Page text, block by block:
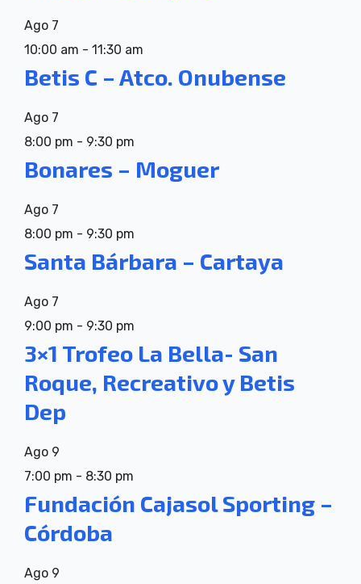
Ago 7
10:00 am - 11:30 am
Betis C – Atco. Onubense
Ago 7
8:00 pm - 9:30 pm
Bonares – Moguer
Ago 7
8:00 pm - 9:30 pm
Santa Bárbara – Cartaya
Ago 7
9:00 pm - 9:30 pm
3×1 Trofeo La Bella- San
Roque, Recreativo y Betis
Dep
Ago 9
7:00 pm - 8:30 pm
Fundación Cajasol Sporting –
Córdoba
Ago 9